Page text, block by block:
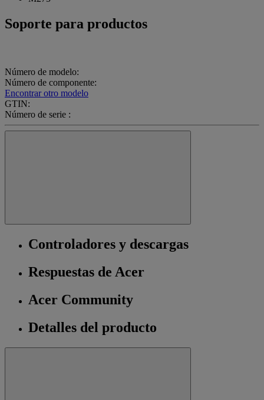
Soporte para productos
Número de modelo:
Número de componente:
Encontrar otro modelo
GTIN:
Número de serie :
Controladores y descargas
Respuestas de Acer
Acer Community
Detalles del producto